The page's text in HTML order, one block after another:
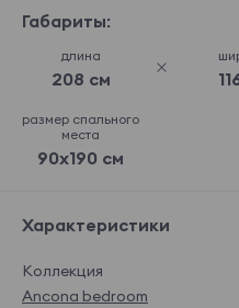
Габариты:
длина
208 см
размер спального
места
90x190 см
Характеристики
Коллекция
Ancona bedroom